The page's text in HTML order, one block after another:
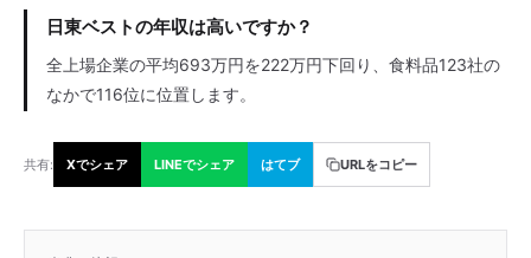
日東ベストの年収は高いですか？
全上場企業の平均693万円を222万円下回り、食料品123社の
なかで116位に位置します。
共有: Xでシェア LINEでシェア はてブ URLをコピー